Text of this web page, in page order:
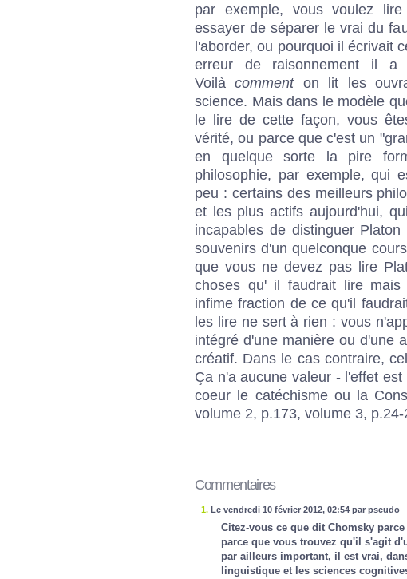
par exemple, vous voulez
essayer de séparer le vrai du
l'aborder, ou pourquoi il écrivait
erreur de raisonnement il
Voilàcommenton lit les
science. Mais dans le modèle
le lire de cette façon, vous
vérité, ou parce que c'est un
en quelque sorte la pire
philosophie, par exemple, qui
peu : certains des meilleurs
et les plus actifs aujourd'hui,
incapables de distinguer
souvenirs d'un quelconque
que vous ne devez pas lire
choses qu' il faudrait lire
infime fraction de ce qu'il
les lire ne sert à rien : vous
intégré d'une manière ou d'une
créatif. Dans le cas contraire,
Ça n'a aucune valeur - l'effet
coeur le catéchisme ou la
volume 2, p.173, volume 3, p.24-
Commentaires
1. Le vendredi 10 février 2012, 02:54 par pseudo
Citez-vous ce que dit Chomsky
parce que vous trouvez qu'il s'agit
par ailleurs important, il est vrai,
linguistique et les sciences